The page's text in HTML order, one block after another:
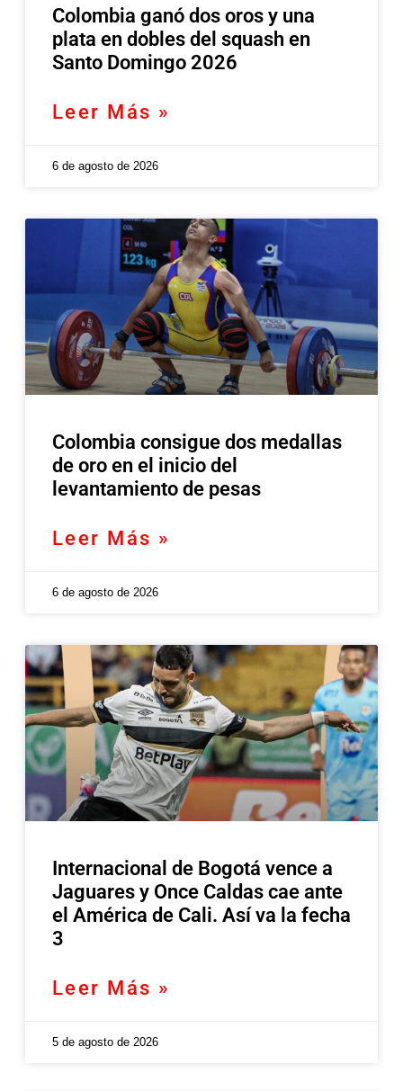
Colombia ganó dos oros y una
plata en dobles del squash en
Santo Domingo 2026
Leer Más »
6 de agosto de 2026
Colombia consigue dos medallas
de oro en el inicio del
levantamiento de pesas
Leer Más »
6 de agosto de 2026
Internacional de Bogotá vence a
Jaguares y Once Caldas cae ante
el América de Cali. Así va la fecha
3
Leer Más »
5 de agosto de 2026